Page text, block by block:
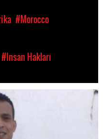
#Morocco
#Insan Hakları